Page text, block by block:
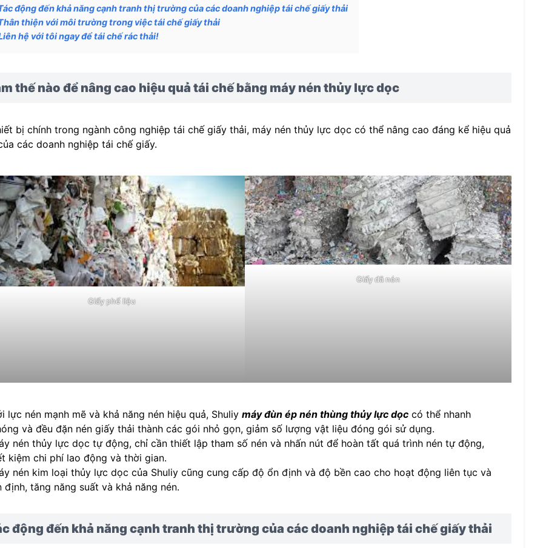
động đến khả năng cạnh tranh thị trường của các doanh nghiệp tái chế giấy thải
thiện với môi trường trong việc tái chế giấy thải
hệ với tôi ngay để tái chế rác thải!
thế nào để nâng cao hiệu quả tái chế bằng máy nén thủy lực dọc
bị chính trong ngành công nghiệp tái chế giấy thải, máy nén thủy lực dọc có thể nâng cao đáng kể hiệu quả
các doanh nghiệp tái chế giấy.
Giấy phế liệu
Giấy đã nén
lực nén mạnh mẽ và khả năng nén hiệu quả, Shuliy máy đùn ép nén thùng thủy lực dọc có thể nhanh
và đều đặn nén giấy thải thành các gói nhỏ gọn, giảm số lượng vật liệu đóng gói sử dụng.
nén thủy lực dọc tự động, chỉ cần thiết lập tham số nén và nhấn nút để hoàn tất quá trình nén tự động,
kiệm chi phí lao động và thời gian.
nén kim loại thủy lực dọc của Shuliy cũng cung cấp độ ổn định và độ bền cao cho hoạt động liên tục và
định, tăng năng suất và khả năng nén.
động đến khả năng cạnh tranh thị trường của các doanh nghiệp tái chế giấy thải